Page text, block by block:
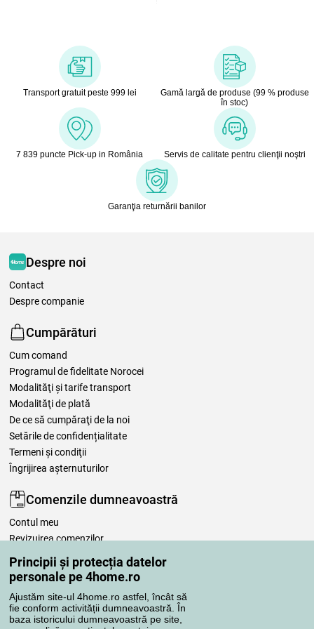
Principii și protecția datelor
personale pe 4home.ro
Ajustăm site-ul 4home.ro astfel, încât să
fie conform activității dumneavoastră. În
baza istoricului dumneavoastră pe site,
Transport gratuit peste 999 lei
Gamă largă de produse (99 % produse
în stoc)
7 839 puncte Pick-up in România Servis de calitate pentru clienţii noştri
Garanţia returnării banilor
Despre noi
Contact
Despre companie
Cumpărături
Cum comand
Programul de fidelitate Norocei
Modalităţi şi tarife transport
Modalităţi de plată
De ce să cumpăraţi de la noi
Setările de confidențialitate
Termeni şi condiţii
Îngrijirea așternuturilor
Comenzile dumneavoastră
Contul meu
Revizuirea comenzilor
Reclamaţii
Retragere de la contract
Regulile de procesare a recenziilor
Metode de transport